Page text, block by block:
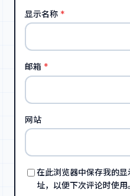
显示名称 *
邮箱 *
网站
在此浏览器中保存我的
址，以便下次评论时使用